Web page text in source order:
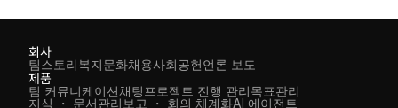
회사
팀스토리복지문화채용사회공헌언론 보도
제품
팀 커뮤니케이션채팅 프로젝트 진행 관리목표관리
지식 ・ 문서관리 보고 ・ 회의 체계화AI 에이전트